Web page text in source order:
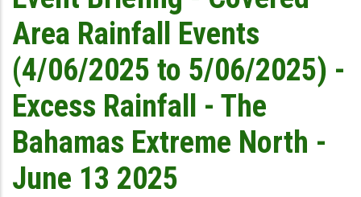
-
Excess
Rainfall
-
-
27
Area Rainfall Events
(4/06/2025 to 5/06/2025) -
Excess Rainfall - The
Bahamas Extreme North -
June 13 2025